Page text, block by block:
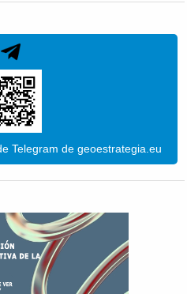
Telegram de geoestrategia.eu